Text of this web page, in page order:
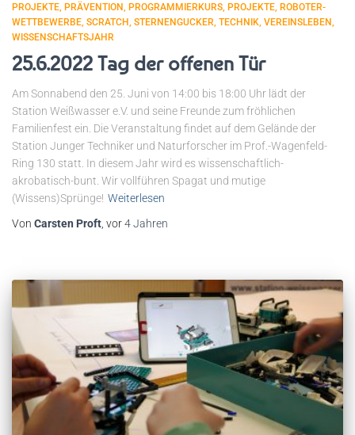
PROJEKTE PRÄVENTION PROGRAMMIERKURS PROJEKTE ROBOTER-
WETTBEWERBE SCRATCH STERNENGUCKER TECHNIK VEREINSLEBEN
WISSENSCHAFTSJAHR
25.6.2022 Tag der offenen Tür
Am Sonnabend den 25. Juni von 14:00 bis 18:00 Uhr lädt der
Station Weißwasser e.V. und seine Freunde zum fröhlichen
Familienfest ein. Die Veranstaltung findet auf dem Gelände der
Station Junger Techniker und Naturforscher im Prof.-Wagenfeld-
Ring 130 statt. In diesem Jahr wird es wissenschaftlich-
akrobatisch-bunt. Wir vollführen Spagat und mutige
(Wissens)Sprünge! Weiterlesen
Von Carsten Proft , vor4 Jahren